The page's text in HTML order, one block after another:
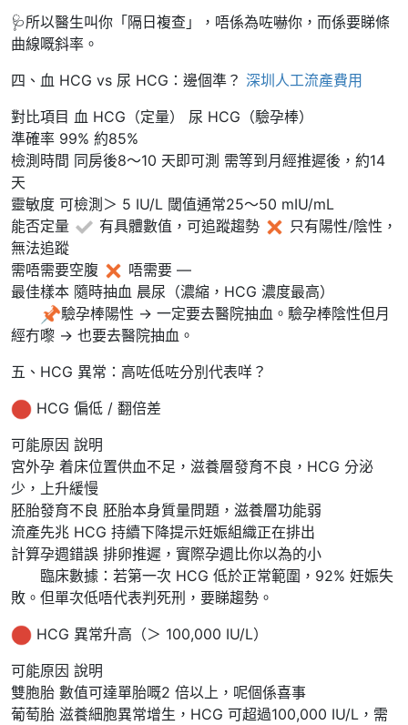
🩺所以醫生叫你「隔日複查」，唔係為咗嚇你，而係要睇條
曲線嘅斜率。
四、血 HCG vs 尿 HCG：邊個準？ 深圳人工流產費用
對比項目 血 HCG（定量） 尿 HCG（驗孕棒）
準確率 99% 約85%
檢測時間 同房後8～10 天即可測 需等到月經推遲後，約14
天
靈敏度 可檢測＞ 5 IU/L 閾值通常25～50 mIU/mL
能否定量
有具體數值，可追蹤趨勢
只有陽性/陰性，
無法追蹤
需唔需要空腹
唔需要 —
最佳樣本 隨時抽血 晨尿（濃縮，HCG 濃度最高）
驗孕棒陽性 → 一定要去醫院抽血。驗孕棒陰性但月
經冇嚟 → 也要去醫院抽血。
五、HCG 異常：高咗低咗分別代表咩？
HCG 偏低 / 翻倍差
可能原因 說明
宮外孕 着床位置供血不足，滋養層發育不良，HCG 分泌
少，上升緩慢
胚胎發育不良 胚胎本身質量問題，滋養層功能弱
流產先兆 HCG 持續下降提示妊娠組織正在排出
計算孕週錯誤 排卵推遲，實際孕週比你以為的小
臨床數據：若第一次 HCG 低於正常範圍，92% 妊娠失
敗。但單次低唔代表判死刑，要睇趨勢。
HCG 異常升高（＞ 100,000 IU/L）
可能原因 說明
雙胞胎 數值可達單胎嘅2 倍以上，呢個係喜事
葡萄胎 滋養細胞異常增生，HCG 可超過100,000 IU/L，需